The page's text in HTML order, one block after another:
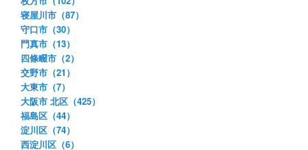
寝屋川市（87）
守口市（30）
門真市（13）
四條畷市（2）
交野市（21）
大東市（7）
大阪市 北区（425）
福島区（44）
淀川区（74）
西淀川区（6）